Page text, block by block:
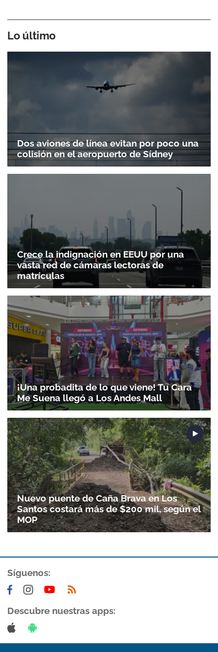
Gracias por suscribirte a nuestro boletín.
Lo último
Dos aviones de línea evitan por poco una
colisión en el aeropuerto de Sídney
Crece la indignación en EEUU por una
vasta red de cámaras lectoras de
matrículas
¡Una probadita de lo que viene! Tu Cara
Me Suena llegó a Los Andes Mall
Nuevo puente de Caña Brava en Los
Santos costará más de $200 mil, según el
MOP
Síguenos:
Descubre nuestras apps: